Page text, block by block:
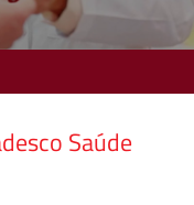
Saúde